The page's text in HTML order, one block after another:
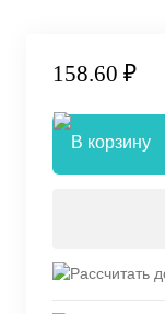
158.60 ₽